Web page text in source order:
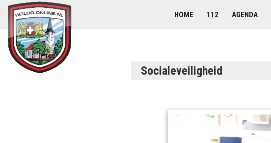
HOME 112 AGENDA
Socialeveiligheid